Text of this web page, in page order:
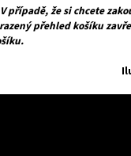
případě, že si chcete
přehled košíku